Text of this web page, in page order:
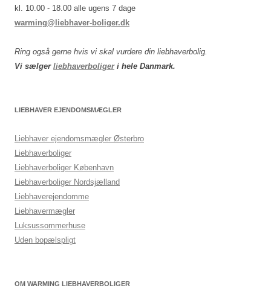
kl. 10.00 - 18.00 alle ugens 7 dage
warming@liebhaver-boliger.dk
Ring også gerne hvis vi skal vurdere din liebhaverbolig.
Vi sælger liebhaverboligeri hele Danmark.
LIEBHAVER EJENDOMSMÆGLER
Liebhaver ejendomsmægler Østerbro
Liebhaverboliger
Liebhaverboliger København
Liebhaverboliger Nordsjælland
Liebhaverejendomme
Liebhavermægler
Luksussommerhuse
Uden bopælspligt
OM WARMING LIEBHAVERBOLIGER